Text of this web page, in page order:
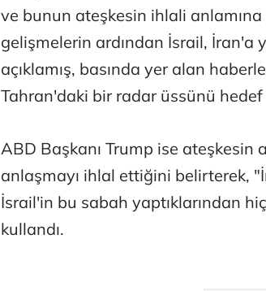
ve bunun ateşkesin ihlali
gelişmelerin ardından İsrail, İran'a
açıklamış, basında yer alan
Tahran'daki bir radar üssünü hedef
ABD Başkanı Trump ise ateşkesin
anlaşmayı ihlal ettiğini belirterek,
İsrail'in bu sabah yaptıklarından
kullandı.